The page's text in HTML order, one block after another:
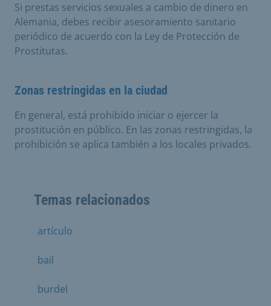
Si prestas servicios sexuales a cambio de dinero en
Alemania, debes recibir asesoramiento sanitario
periódico de acuerdo con la Ley de Protección de
Prostitutas.
Zonas restringidas en la ciudad
En general, está prohibido iniciar o ejercer la
prostitución en público. En las zonas restringidas, la
prohibición se aplica también a los locales privados.
Temas relacionados
artículo
bail
burdel